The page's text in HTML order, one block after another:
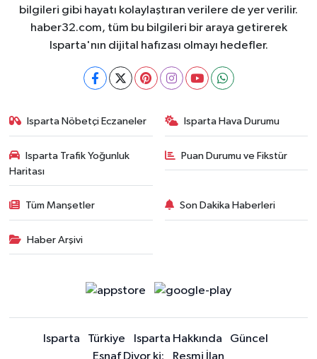
bilgileri gibi hayatı kolaylaştıran verilere de yer verilir.
haber32.com, tüm bu bilgileri bir araya getirerek
Isparta'nın dijital hafızası olmayı hedefler.
Isparta Nöbetçi Eczaneler Isparta Hava Durumu
Isparta Trafik Yoğunluk
Haritası
Puan Durumu ve Fikstür
Tüm Manşetler Son Dakika Haberleri
Haber Arşivi
Isparta Türkiye Isparta Hakkında
Güncel
Esnaf Diyor ki;
Resmi İlan